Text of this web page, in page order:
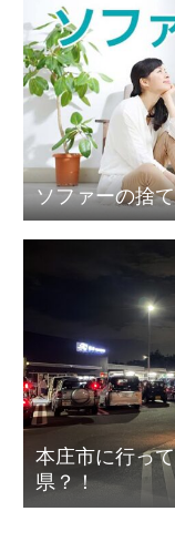
ソファーの捨
本庄市に行っ
県？！